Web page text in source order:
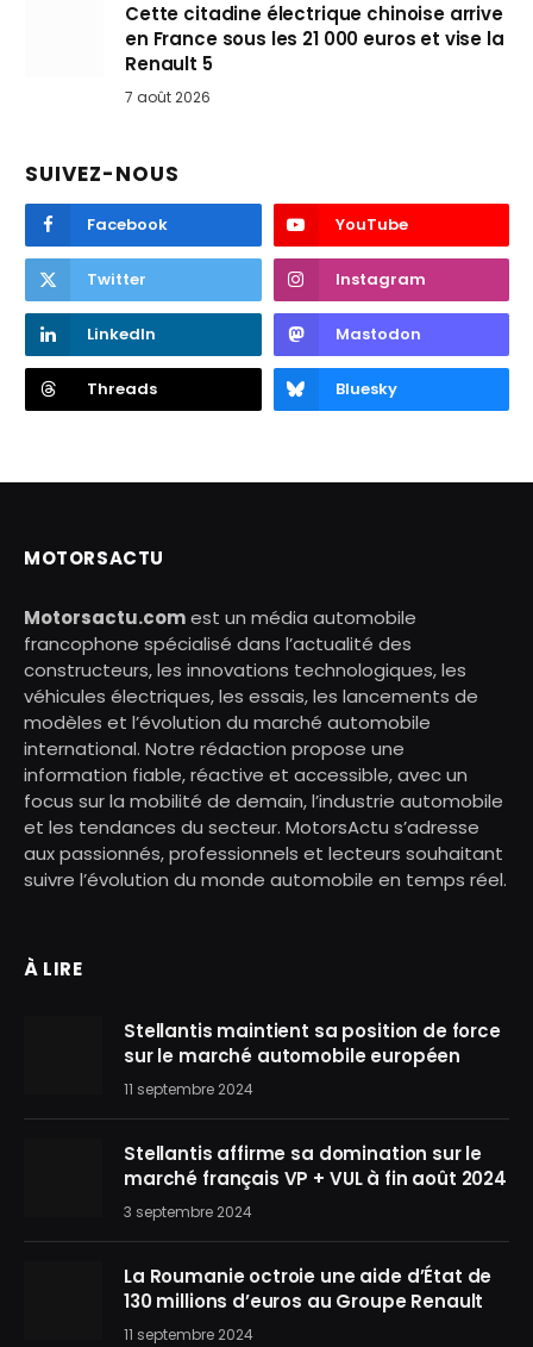
Cette citadine électrique chinoise arrive
en France sous les 21 000 euros et vise la
Renault 5
7 août 2026
SUIVEZ-NOUS
Facebook YouTube
Twitter Instagram
LinkedIn Mastodon
Threads Bluesky
MOTORSACTU
Motorsactu.comest un média automobile
francophone spécialisé dans l’actualité des
constructeurs, les innovations technologiques, les
véhicules électriques, les essais, les lancements de
modèles et l’évolution du marché automobile
international. Notre rédaction propose une
information fiable, réactive et accessible, avec un
focus sur la mobilité de demain, l’industrie automobile
et les tendances du secteur. MotorsActu s’adresse
aux passionnés, professionnels et lecteurs souhaitant
suivre l’évolution du monde automobile en temps réel.
À LIRE
Stellantis maintient sa position de force
sur le marché automobile européen
11 septembre 2024
Stellantis affirme sa domination sur le
marché français VP + VUL à fin août 2024
3 septembre 2024
La Roumanie octroie une aide d’État de
130 millions d’euros au Groupe Renault
11 septembre 2024